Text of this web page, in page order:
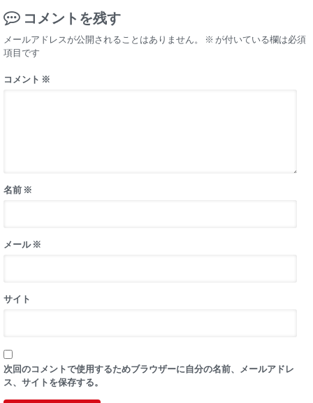
コメントを残す
メールアドレスが公開されることはありません。 ※ が付いている欄は必須
項目です
コメント ※
名前 ※
メール※
サイト
次回のコメントで使用するためブラウザーに自分の名前、メールアドレ
ス、サイトを保存する。